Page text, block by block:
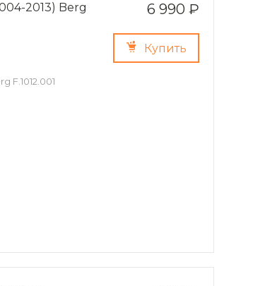
6 990 ₽
Купить
2013) Berg
F.1012.001